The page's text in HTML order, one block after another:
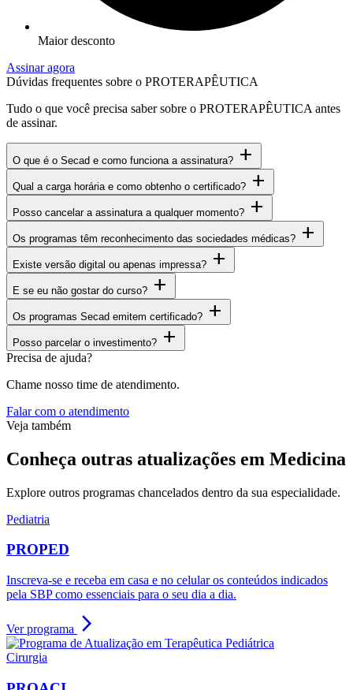
Maior desconto
Assinar agora
Dúvidas frequentes sobre o PROTERAPÊUTICA
Tudo o que você precisa saber sobre o PROTERAPÊUTICA antes
de assinar.
O que é o Secad e como funciona a assinatura? add
Qual a carga horária e como obtenho o certificado? add
Posso cancelar a assinatura a qualquer momento? add
Os programas têm reconhecimento das sociedades médicas? add
Existe versão digital ou apenas impressa? add
E se eu não gostar do curso? add
Os programas Secad emitem certificado? add
Posso parcelar o investimento? add
Precisa de ajuda?
Chame nosso time de atendimento.
Falar com o atendimento
Veja também
Conheça outras atualizações em Medicina
Explore outros programas chancelados dentro da sua especialidade.
Pediatria
PROPED
Inscreva-se e receba em casa e no celular os conteúdos indicados
pela SBP como essenciais para o seu dia a dia.
Ver programa arrow_forward_ios
Cirurgia